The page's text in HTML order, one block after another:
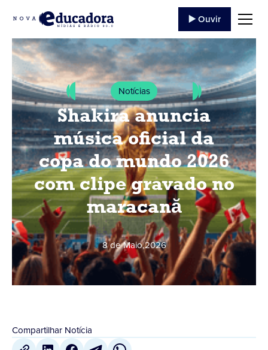
▶️ Ouvir
Notícias
Shakira anuncia
música oficial da
copa do mundo 2026
com clipe gravado no
maracană
8 de Maio,2026
Compartilhar Notícia